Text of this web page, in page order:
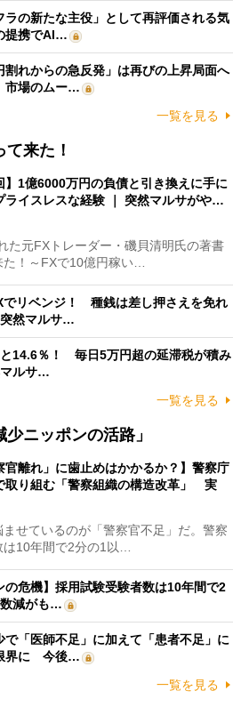
の新たな主役」として再評価される気
提携でAI…
割れからの急反発」は再びの上昇局面へ
市場のムー…
一覧を見る
来た！
】1億6000万円の負債と引き換えに手に
ライスレスな経験 ｜ 突然マルサがや…
元FXトレーダー・磯貝清明氏の著書
た！～FXで10億円稼い…
でリベンジ！ 種銭は差し押さえを免れ
然マルサ…
と14.6％！ 毎日5万円超の延滞税が積み
マルサ…
一覧を見る
ニッポンの活路」
官離れ」に歯止めはかかるか？】警察庁
取り組む「警察組織の構造改革」 実
せているのが「警察官不足」だ。警察
は10年間で2分の1以…
の危機】採用試験受験者数は10年間で2
減がも…
で「医師不足」に加えて「患者不足」に
界に 今後…
一覧を見る